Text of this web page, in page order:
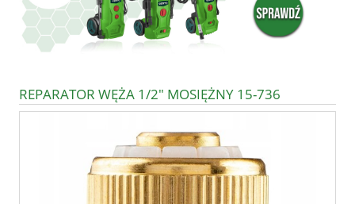
REPARATOR WĘŻA 1/2" MOSIĘŻNY 15-736